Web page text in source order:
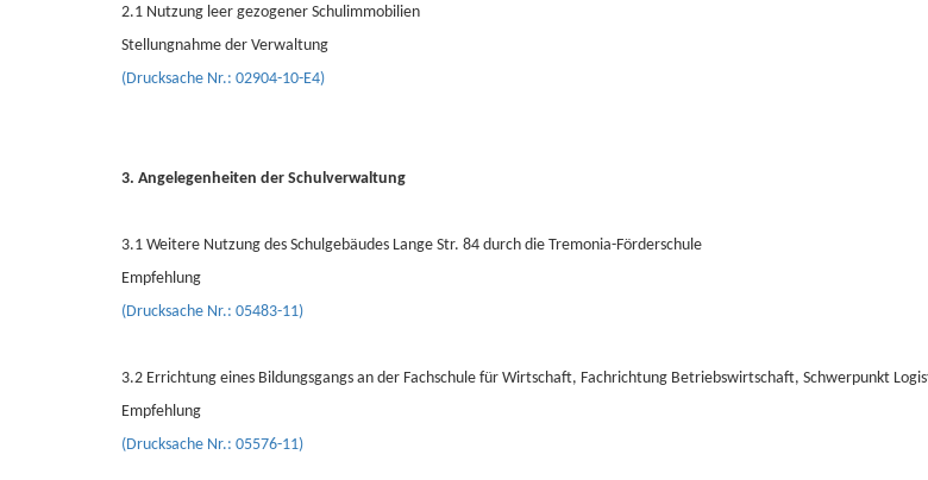
2.1 Nutzung leer gezogener Schulimmobilien
Stellungnahme der Verwaltung
(Drucksache Nr.: 02904-10-E4)
3. Angelegenheiten der Schulverwaltung
3.1 Weitere Nutzung des Schulgebäudes Lange Str. 84 durch die Tremonia-Förderschule
Empfehlung
(Drucksache Nr.: 05483-11)
3.2 Errichtung eines Bildungsgangs an der Fachschule für Wirtschaft, Fachrichtung Betriebswirtschaft, Schwerpunkt
Empfehlung
(Drucksache Nr.: 05576-11)